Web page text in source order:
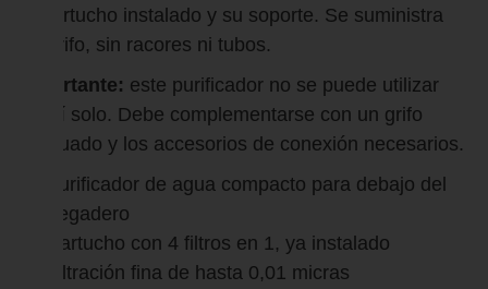
su cartucho instalado y su soporte. Se suministra
sin grifo, sin racores ni tubos.
Importante: este purificador no se puede utilizar
por sí solo. Debe complementarse con un grifo
adecuado y los accesorios de conexión necesarios.
Purificador de agua compacto para debajo del
fregadero
Cartucho con 4 filtros en 1, ya instalado
Filtración fina de hasta 0,01 micras